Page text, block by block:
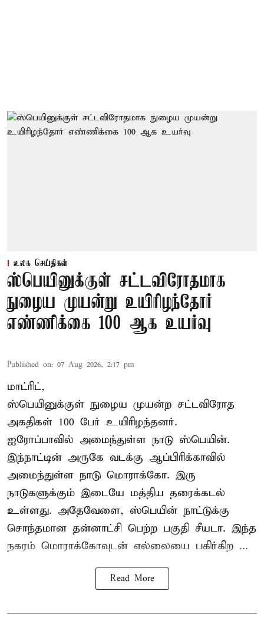
உலக செய்திகள்
ஸ்பெயினுக்குள் சட்டவிரோதமாக
நுழைய முயன்று உயிரிழந்தோர்
எண்ணிக்கை 100 ஆக உயர்வு
Published on: 07 Aug 2026, 2:17 pm
மாட்ரிட்,
ஸ்பெயினுக்குள் நுழைய முயன்ற சட்டவிரோத
அகதிகள் 100 பேர் உயிரிழந்தனர்.
ஐரோப்பாவில் அமைந்துள்ள நாடு ஸ்பெயின்.
இந்நாட்டின் அருகே வடக்கு ஆப்பிரிக்காவில்
அமைந்துள்ள நாடு மொராக்கோ. இரு
நாடுகளுக்கும் இடையே மத்திய தரைக்கடல்
உள்ளது. அதேவேளை, ஸ்பெயின் நாட்டுக்கு
சொந்தமான தன்னாட்சி பெற்ற பகுதி சீயடா. இந்த
நகரம் மொராக்கோவுடன் எல்லையை பகிர்கிற ...
Read More